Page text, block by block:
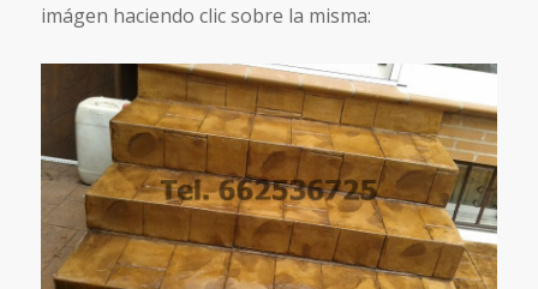
imágen haciendo clic sobre la misma: